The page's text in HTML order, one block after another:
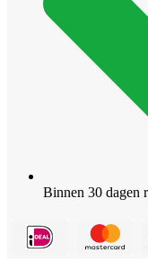
Binnen 30 dagen